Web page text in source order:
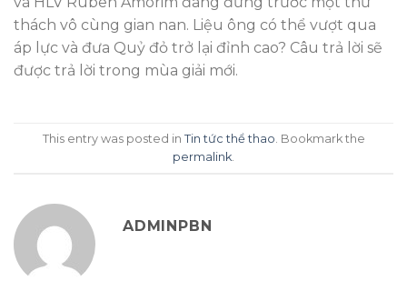
thách vô cùng gian nan. Liệu ông có thể vượt qua
áp lực và đưa Quỷ đỏ trở lại đỉnh cao? Câu trả lời sẽ
được trả lời trong mùa giải mới.
This entry was posted in Tin tức thể thao . Bookmark the
permalink
ADMINPBN